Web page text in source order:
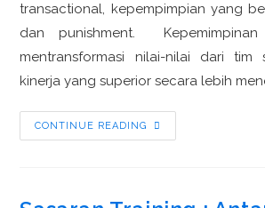
transactional, kepempimpian yang
dan punishment. Kepemimpinan
mentransformasi nilai-nilai dari tim
kinerja yang superior secara lebih
CONTINUE READING